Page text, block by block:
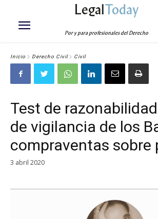
LegalToday
Por y para profesionales del Derecho
Inicio Derecho Civil Civil
Test de
de vigilancia de los
compraventas sobre
3 abril 2020